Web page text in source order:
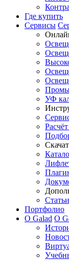
Где купить
Сервисы
УФ
Статьи
Портфолио
О Galad О